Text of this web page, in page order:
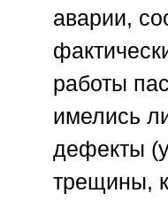
аварии,
работы
имелись
дефекты
трещины,